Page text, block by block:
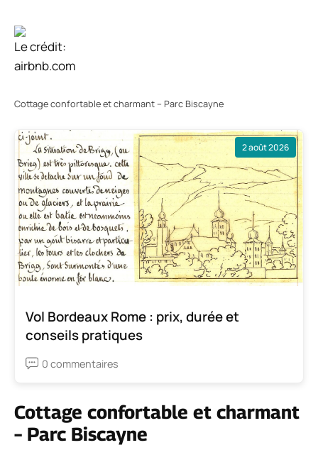
Le crédit:
airbnb.com
Cottage confortable et charmant – Parc Biscayne
2 août 2026
Vol Bordeaux Rome : prix, durée et
conseils pratiques
0 commentaires
Cottage confortable et charmant
– Parc Biscayne